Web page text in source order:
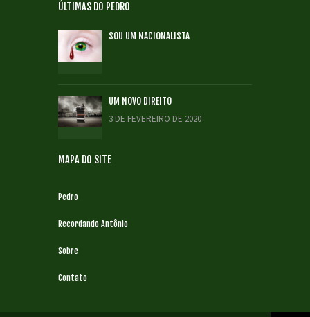
ÚLTIMAS DO PEDRO
SOU UM NACIONALISTA
UM NOVO DIREITO
3 DE FEVEREIRO DE 2020
MAPA DO SITE
Pedro
Recordando Antônio
Sobre
Contato